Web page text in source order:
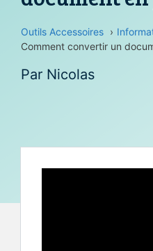
Outils Accessoires
Comment convertir un
Par Nicolas